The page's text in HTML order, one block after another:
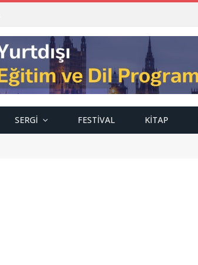
SERGI FESTIVAL KITAP